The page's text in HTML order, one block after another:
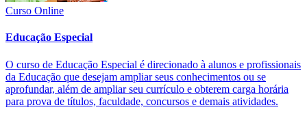
Curso Online
Educação Especial
O curso de Educação Especial é direcionado à alunos e profissionais
da Educação que desejam ampliar seus conhecimentos ou se
aprofundar, além de ampliar seu currículo e obterem carga horária
para prova de títulos, faculdade, concursos e demais atividades.